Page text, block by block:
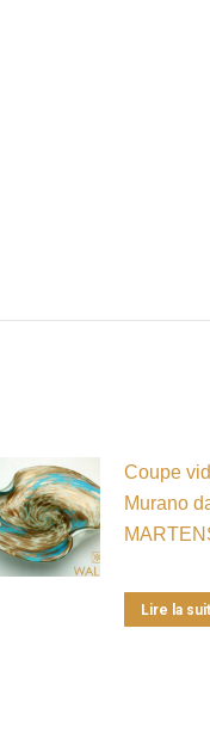
Coupe
Murano
Lire la